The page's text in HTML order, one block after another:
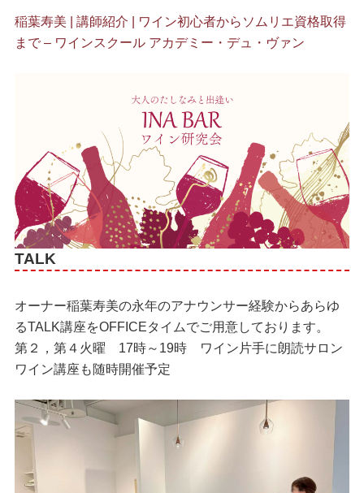
稲葉寿美 | 講師紹介 | ワイン初心者からソムリエ資格取得
まで – ワインスクール アカデミー・デュ・ヴァン
TALK
オーナー稲葉寿美の永年のアナウンサー経験からあらゆ
るTALK講座をOFFICEタイムでご用意しております。
第２，第４火曜 17時～19時 ワイン片手に朗読サロン
ワイン講座も随時開催予定